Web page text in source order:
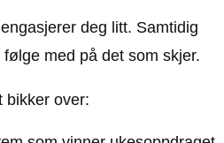
deg litt. Samtidig
med på det som skjer.
bikker over: